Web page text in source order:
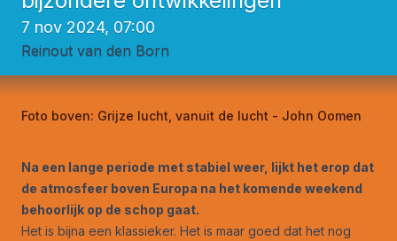
7 nov 2024, 07:00
Reinout van den Born
Foto boven: Grijze lucht, vanuit de lucht - John Oomen
Na een lange periode met stabiel weer, lijkt het erop dat
de atmosfeer boven Europa na het komende weekend
behoorlijk op de schop gaat.
Het is bijna een klassieker. Het is maar goed dat het nog